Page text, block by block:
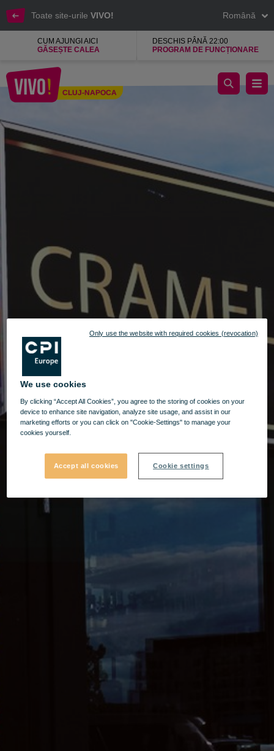
Toate site-urile VIVO! Română
CUM AJUNGI AICI
GĂSEȘTE CALEA
DESCHIS PÂNĂ 22:00
PROGRAM DE FUNCȚIONARE
CLUJ-NAPOCA
Cramele Moldovei vinuri Republica Moldova
We use cookies
By clicking “Accept All Cookies”, you agree to the storing of cookies on your
device to enhance site navigation, analyze site usage, and assist in our
marketing efforts or you can click on "Cookie-Settings" to manage your
cookies yourself.
Accept all cookies Cookie settings
Only use the website with required cookies (revocation)